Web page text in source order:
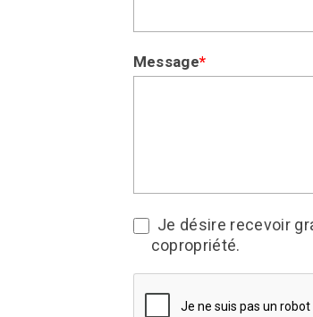
Message*
Je désire recevoir
copropriété.